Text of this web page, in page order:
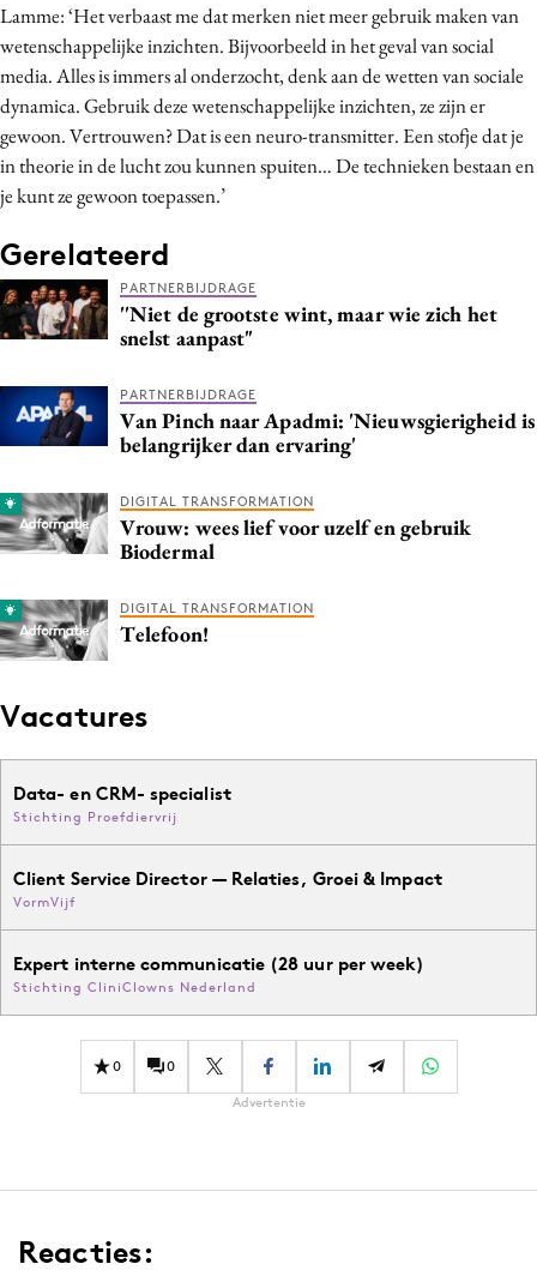
Lamme: ‘Het verbaast me dat merken niet meer gebruik maken van
wetenschappelijke inzichten. Bijvoorbeeld in het geval van social
media. Alles is immers al onderzocht, denk aan de wetten van sociale
dynamica. Gebruik deze wetenschappelijke inzichten, ze zijn er
gewoon. Vertrouwen? Dat is een neuro-transmitter. Een stofje dat je
in theorie in de lucht zou kunnen spuiten… De technieken bestaan en
je kunt ze gewoon toepassen.’
Gerelateerd
PARTNERBIJDRAGE
''Niet de grootste wint, maar wie zich het
snelst aanpast"
PARTNERBIJDRAGE
Van Pinch naar Apadmi: 'Nieuwsgierigheid is
belangrijker dan ervaring'
DIGITAL TRANSFORMATION
Vrouw: wees lief voor uzelf en gebruik
Biodermal
DIGITAL TRANSFORMATION
Telefoon!
Vacatures
Data- en CRM- specialist
Stichting Proefdiervrij
Client Service Director — Relaties, Groei & Impact
VormVijf
Expert interne communicatie (28 uur per week)
Stichting CliniClowns Nederland
0 0
Advertentie
Reacties: